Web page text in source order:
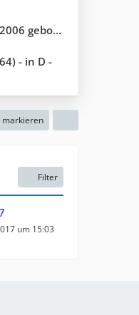
Kozhuhowo (B 184)
- in D -
markieren
Filter
um 15:03